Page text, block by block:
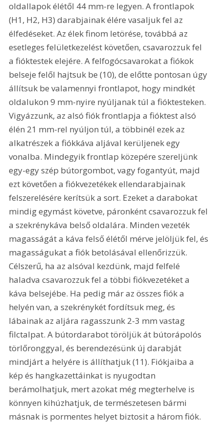
oldallapok élétől 44 mm-re legyen. A frontlapok
(H1, H2, H3) darabjainak élére vasaljuk fel az
élfedéseket. Az élek finom letörése, továbbá az
esetleges felületkezelést követően, csavarozzuk fel
a fióktestek elejére. A felfogócsavarokat a fiókok
belseje felől hajtsuk be (10), de előtte pontosan úgy
állítsuk be valamennyi frontlapot, hogy mindkét
oldalukon 9 mm-nyire nyúljanak túl a fióktesteken.
Vigyázzunk, az alsó fiók frontlapja a fióktest alsó
élén 21 mm-rel nyúljon túl, a többinél ezek az
alkatrészek a fiókkáva aljával kerüljenek egy
vonalba. Mindegyik frontlap közepére szereljünk
egy-egy szép bútorgombot, vagy fogantyút, majd
ezt követően a fiókvezetékek ellendarabjainak
felszerelésére kerítsük a sort. Ezeket a darabokat
mindig egymást követve, páronként csavarozzuk fel
a szekrénykáva belső oldalára. Minden vezeték
magasságát a káva felső élétől mérve jelöljük fel, és
magasságukat a fiók betolásával ellenőrizzük.
Célszerű, ha az alsóval kezdünk, majd felfelé
haladva csavarozzuk fel a többi fiókvezetéket a
káva belsejébe. Ha pedig már az összes fiók a
helyén van, a szekrénykét fordítsuk meg, és
lábainak az aljára ragasszunk 2-3 mm vastag
filctalpat. A bútordarabot töröljük át bútorápolós
törlőronggyal, és berendezésünk új darabját
mindjárt a helyére is állíthatjuk (11). Fiókjaiba a
kép és hangkazettáinkat is nyugodtan
berámolhatjuk, mert azokat még megterhelve is
könnyen kihúzhatjuk, de természetesen bármi
másnak is pormentes helyet biztosit a három fiók.